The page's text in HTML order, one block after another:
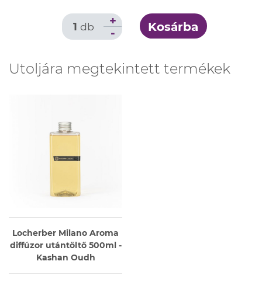
1 db -
+ Kosárba
Utoljára megtekintett termékek
Locherber Milano Aroma
diffúzor utántöltő 500ml -
Kashan Oudh